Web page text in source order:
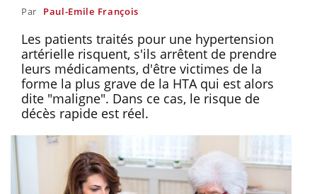
Par Paul-Emile François
Les patients traités pour une hypertension
artérielle risquent, s'ils arrêtent de prendre
leurs médicaments, d'être victimes de la
forme la plus grave de la HTA qui est alors
dite "maligne". Dans ce cas, le risque de
décès rapide est réel.